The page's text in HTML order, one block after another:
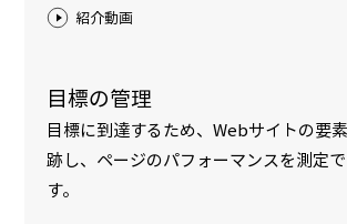
紹介動画
目標の管理
目標に到達するため、Webサイトの要
跡し、ページのパフォーマンスを測定
す。